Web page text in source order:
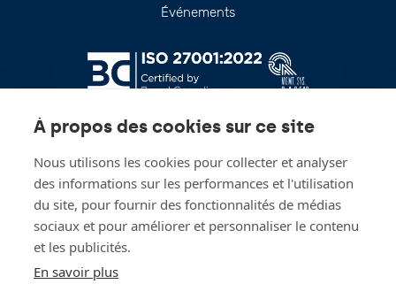
À propos des cookies sur ce site
Nous utilisons les cookies pour collecter et analyser
des informations sur les performances et l'utilisation
du site, pour fournir des fonctionnalités de médias
sociaux et pour améliorer et personnaliser le contenu
et les publicités.
En savoir plus
Événements